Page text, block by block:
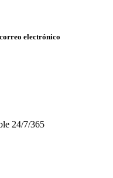
electrónico
24/7/365